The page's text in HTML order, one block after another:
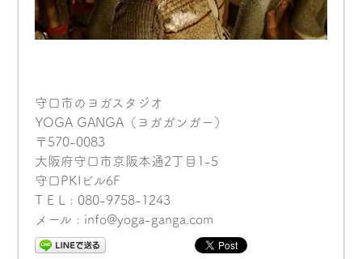
守口市のヨガスタジオ
YOGA GANGA（ヨガガンガー）
〒570-0083
大阪府守口市京阪本通2丁目1-5
守口PKIビル6F
T E L : 080-9758-1243
メール : info@yoga-ganga.com